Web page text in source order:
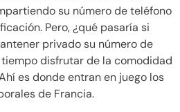
su número de teléfono
Pero, ¿qué pasaría si
privado su número de
disfrutar de la comodidad
es donde entran en juego los
de Francia.